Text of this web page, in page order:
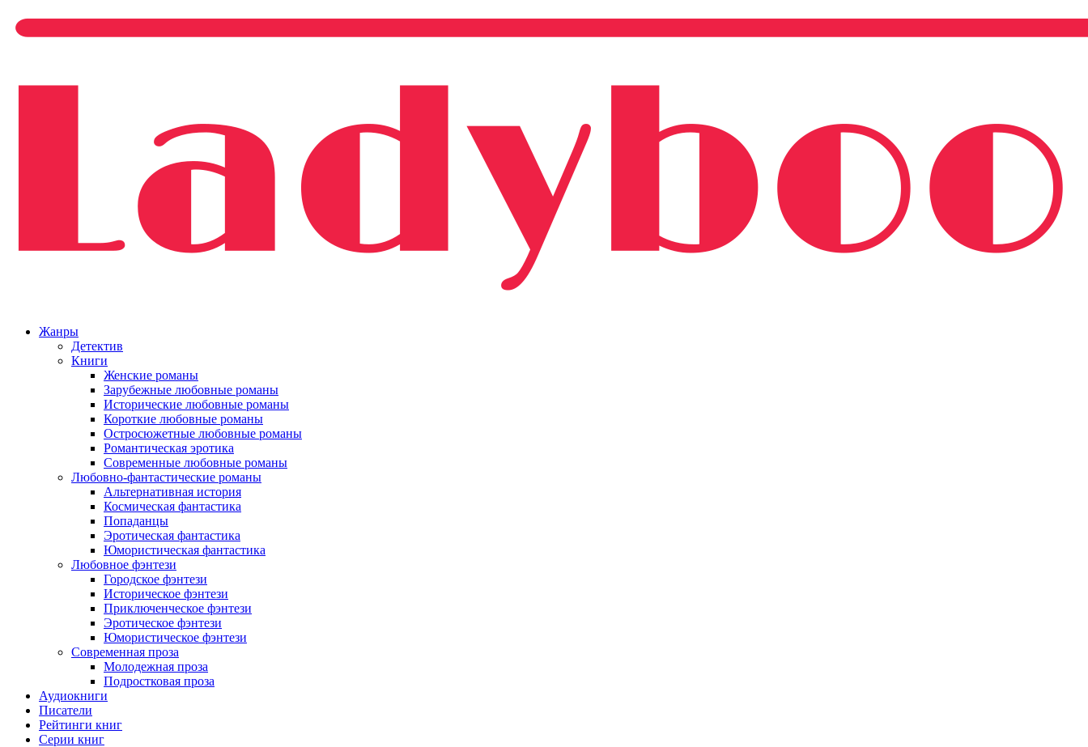
Жанры
Детектив
Книги
Женские романы
Зарубежные любовные романы
Исторические любовные романы
Короткие любовные романы
Остросюжетные любовные романы
Романтическая эротика
Современные любовные романы
Любовно-фантастические романы
Альтернативная история
Космическая фантастика
Попаданцы
Эротическая фантастика
Юмористическая фантастика
Любовное фэнтези
Городское фэнтези
Историческое фэнтези
Приключенческое фэнтези
Эротическое фэнтези
Юмористическое фэнтези
Современная проза
Молодежная проза
Подростковая проза
Аудиокниги
Писатели
Рейтинги книг
Серии книг